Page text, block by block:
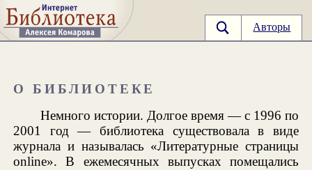
Авторы
О БИБЛИОТЕКЕ
Немного истории. Долгое время — c 1996 по
2001 год — библиотека существовала в виде
журнала и называлась «Литературные страницы
online». В ежемесячных выпусках помещались